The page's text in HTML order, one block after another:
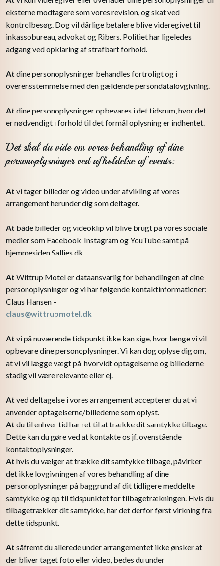
eksterne modtagere som vores revision, og skat ved
kontrolbesøg. Dog vil dårlige betalere blive videregivet til
inkassobureau, advokat og Ribers. Politiet har ligeledes
adgang ved opklaring af strafbart forhold.
At dine personoplysninger behandles fortroligt og i
overensstemmelse med den gældende persondatalovgivning.
At dine personoplysninger opbevares i det tidsrum, hvor det
er nødvendigt i forhold til det formål oplysning er indhentet.
Det skal du vide om vores behandling af dine
personoplysninger ved afholdelse af events:
At vi tager billeder og video under afvikling af vores
arrangement herunder dig som deltager.
At både billeder og videoklip vil blive brugt på vores sociale
medier som Facebook, Instagram og YouTube samt på
hjemmesiden Sallies.dk
At Wittrup Motel er dataansvarlig for behandlingen af dine
personoplysninger og vi har følgende kontaktinformationer:
Claus Hansen –​
claus@wittrupmotel.dk
At vi på nuværende tidspunkt ikke kan sige, hvor længe vi vil
opbevare dine personoplysninger. Vi kan dog oplyse dig om,
at vi vil lægge vægt på, hvorvidt optagelserne og billederne
stadig vil være relevante eller ej.
At ved deltagelse i vores arrangement accepterer du at vi
anvender optagelserne/billederne som oplyst.
At du til enhver tid har ret til at trække dit samtykke tilbage.
Dette kan du gøre ved at kontakte os jf. ovenstående
kontaktoplysninger.
At hvis du vælger at trække dit samtykke tilbage, påvirker
det ikke lovgivningen af vores behandling af dine
personoplysninger på baggrund af dit tidligere meddelte
samtykke og op til tidspunktet for tilbagetrækningen. Hvis du
tilbagetrækker dit samtykke, har det derfor først virkning fra
dette tidspunkt.
At såfremt du allerede under arrangementet ikke ønsker at
der bliver taget foto eller video, bedes du under